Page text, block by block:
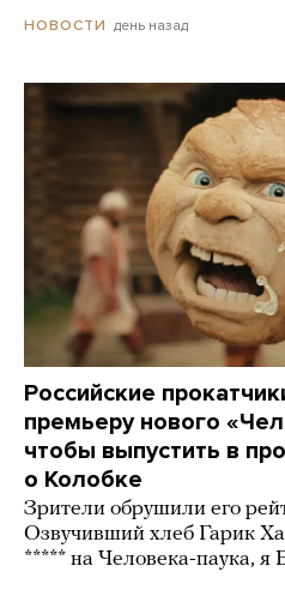
НОВОСТИ день назад
Российские
премьеру нового
чтобы выпустить в
о Колобке
Зрители обрушили его
Озвучивший хлеб Гарик
***** на Человека-паука,